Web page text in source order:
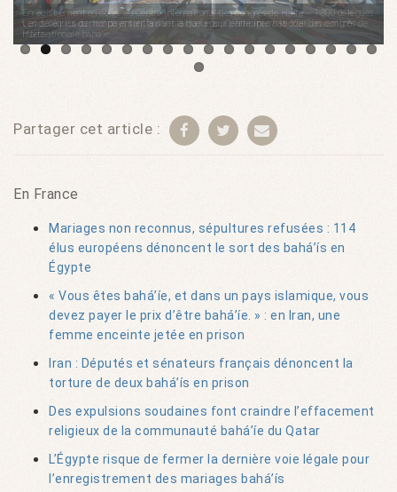
Les délégués du monde entier faisant la queue au Centre international des congrès de
Haïfa
Partager cet article :
En France
Mariages non reconnus, sépultures refusées : 114
élus européens dénoncent le sort des bahá’ís en
Égypte
« Vous êtes bahá’íe, et dans un pays islamique, vous
devez payer le prix d’être bahá’íe. » : en Iran, une
femme enceinte jetée en prison
Iran : Députés et sénateurs français dénoncent la
torture de deux bahá’ís en prison
Des expulsions soudaines font craindre l’effacement
religieux de la communauté bahá’íe du Qatar
L’Égypte risque de fermer la dernière voie légale pour
l’enregistrement des mariages bahá’ís